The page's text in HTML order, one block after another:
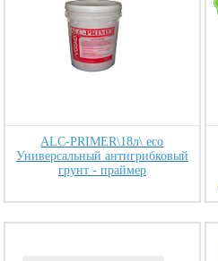
ALC-PRIMER\18л\ eco
Универсальный антигрибковый
грунт - праймер